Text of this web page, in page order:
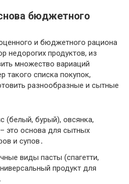
бюджетного
и бюджетного рациона
недорогих продуктов, из
множество вариаций
такого списка покупок,
разнообразные и сытные
(белый, бурый), овсянка,
это основа для сытных
и супов․
виды пасты (спагетти,
продукт для